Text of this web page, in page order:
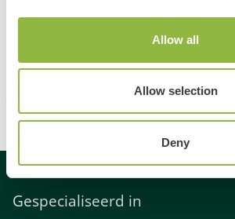
Allow all
Allow selection
Deny
in Otterlo!
Otterlo
Gespecialiseerd in